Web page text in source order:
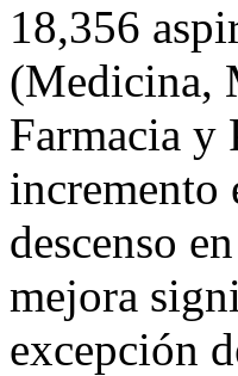
18,356
(Medicina,
Farmacia y
incremento
descenso
mejora
excepción